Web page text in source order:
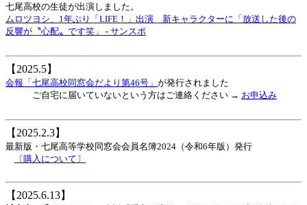
七尾高校の生徒が出演しました。
ムロツヨシ、1年ぶり「LIFE！」出演 新キャラクターに「放送した後の
反響が〝心配〟です笑」 - サンスポ
【2025.5】
会報「七尾高校同窓会だより第46号」 が発行されました
ご自宅に届いていないという方はご連絡ください → お申込み
【2025.2.3】
最新版・七尾高等学校同窓会会員名簿2024（令和6年版）発行
〔購入について〕
【2025.6.13】